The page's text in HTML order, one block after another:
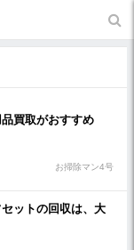
買取がおすすめ
お掃除マン4号
ットの回収は、大